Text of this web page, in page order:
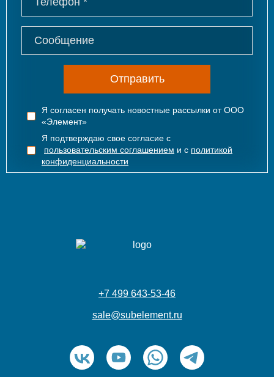
Отправить
Я согласен получать новостные рассылки от ООО
«Элемент»
Я подтверждаю свое согласие с
пользовательским соглашением и с политикой
конфиденциальности
+7 499 643-53-46
sale@subelement.ru